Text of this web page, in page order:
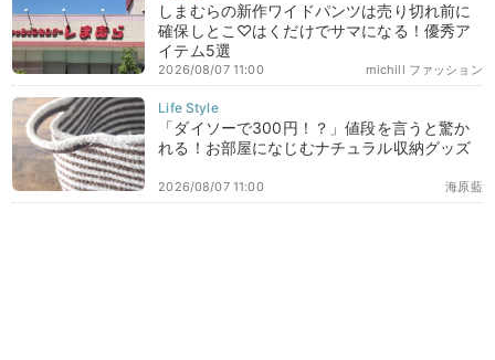
しまむらの新作ワイドパンツは売り切れ前に
確保しとこ♡はくだけでサマになる！優秀ア
イテム5選
michill ファッション
2026/08/07 11:00
「ダイソーで300円！？」値段を言うと驚か
れる！お部屋になじむナチュラル収納グッズ
海原藍
2026/08/07 11:00